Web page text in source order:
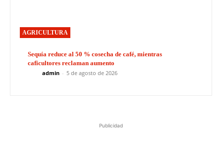
AGRICULTURA
Sequía reduce al 50 % cosecha de café, mientras
caficultores reclaman aumento
admin - 5 de agosto de 2026
Publicidad